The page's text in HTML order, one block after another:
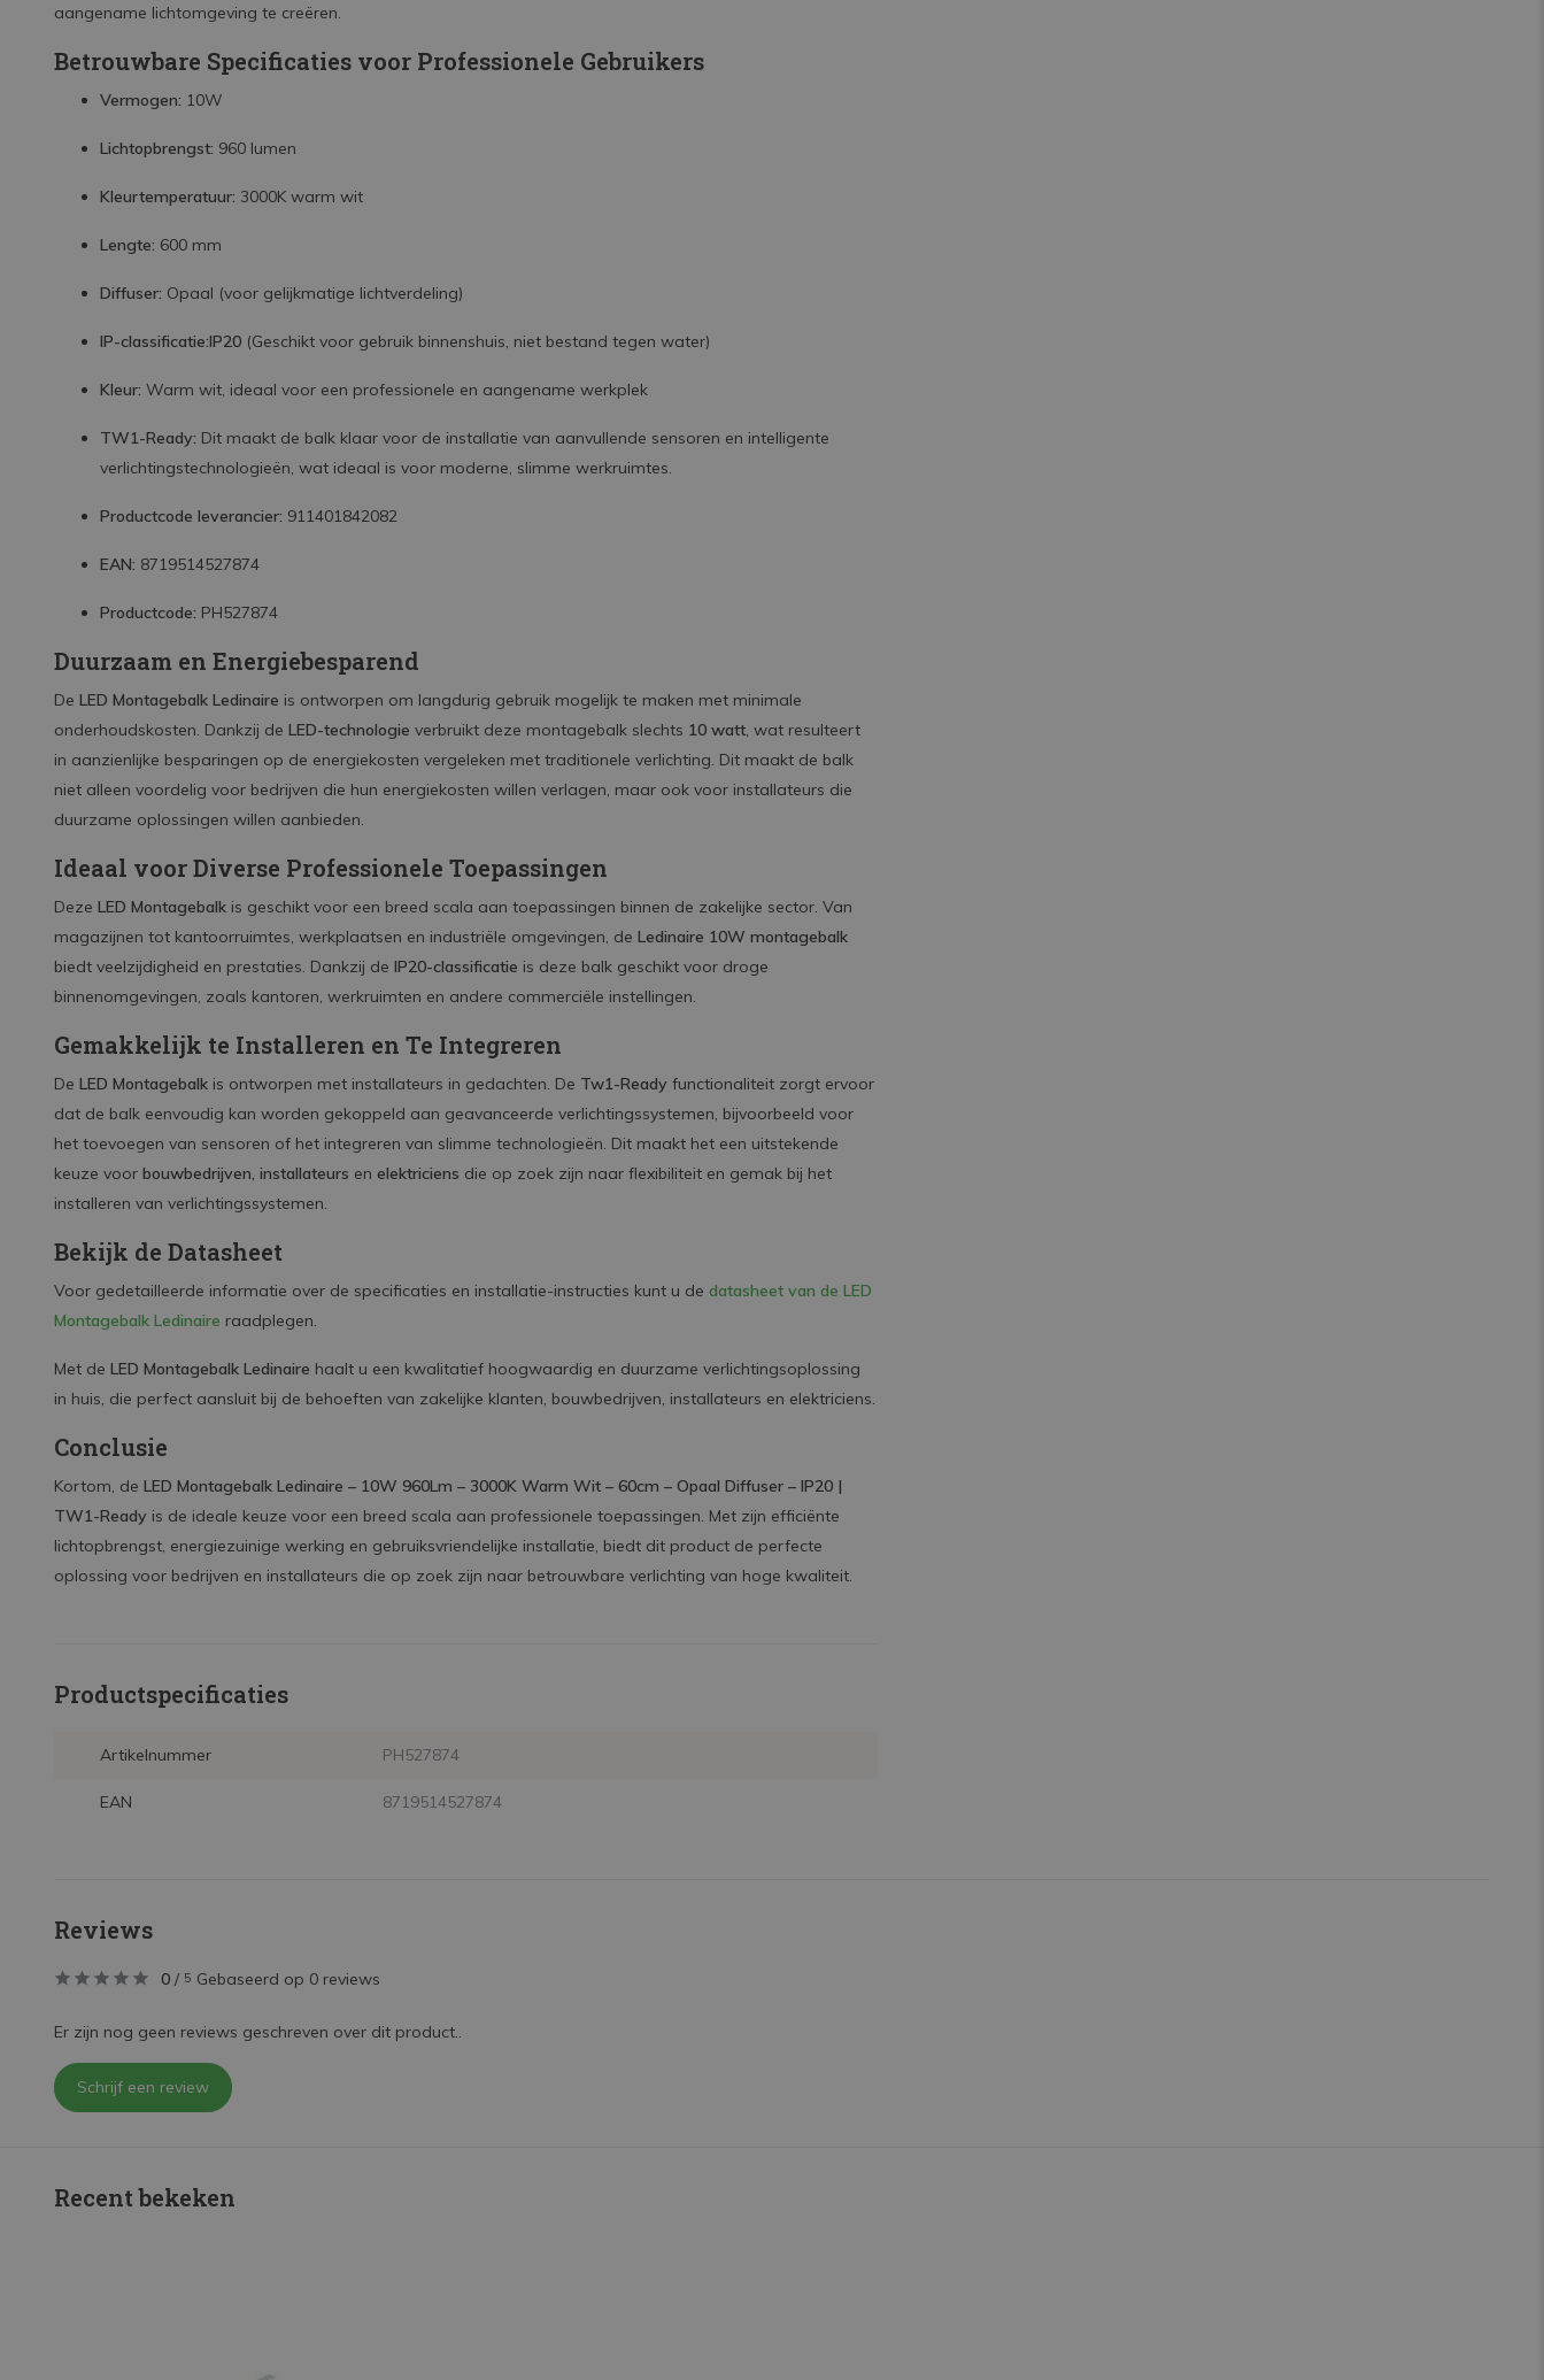
aangename lichtomgeving te creëren.
Betrouwbare Specificaties voor Professionele Gebruikers
Vermogen: 10W
Lichtopbrengst: 960 lumen
Kleurtemperatuur: 3000K warm wit
Lengte: 600 mm
Diffuser: Opaal (voor gelijkmatige lichtverdeling)
IP-classificatie:IP20 (Geschikt voor gebruik binnenshuis, niet bestand tegen water)
Kleur: Warm wit, ideaal voor een professionele en aangename werkplek
TW1-Ready: Dit maakt de balk klaar voor de installatie van aanvullende sensoren en intelligente
verlichtingstechnologieën, wat ideaal is voor moderne, slimme werkruimtes.
Productcode leverancier: 911401842082
EAN: 8719514527874
Productcode: PH527874
Duurzaam en Energiebesparend
De LED Montagebalk Ledinaire is ontworpen om langdurig gebruik mogelijk te maken met minimale
onderhoudskosten. Dankzij de LED-technologie verbruikt deze montagebalk slechts 10 watt, wat resulteert
in aanzienlijke besparingen op de energiekosten vergeleken met traditionele verlichting. Dit maakt de balk
niet alleen voordelig voor bedrijven die hun energiekosten willen verlagen, maar ook voor installateurs die
duurzame oplossingen willen aanbieden.
Ideaal voor Diverse Professionele Toepassingen
Deze LED Montagebalk is geschikt voor een breed scala aan toepassingen binnen de zakelijke sector. Van
magazijnen tot kantoorruimtes, werkplaatsen en industriële omgevingen, de Ledinaire 10W montagebalk
biedt veelzijdigheid en prestaties. Dankzij de IP20-classificatie is deze balk geschikt voor droge
binnenomgevingen, zoals kantoren, werkruimten en andere commerciële instellingen.
Gemakkelijk te Installeren en Te Integreren
De LED Montagebalk is ontworpen met installateurs in gedachten. De Tw1-Ready functionaliteit zorgt ervoor
dat de balk eenvoudig kan worden gekoppeld aan geavanceerde verlichtingssystemen, bijvoorbeeld voor
het toevoegen van sensoren of het integreren van slimme technologieën. Dit maakt het een uitstekende
keuze voor bouwbedrijven, installateurs en elektriciens die op zoek zijn naar flexibiliteit en gemak bij het
installeren van verlichtingssystemen.
Bekijk de Datasheet
Voor gedetailleerde informatie over de specificaties en installatie-instructies kunt u de datasheet van de LED
Montagebalk Ledinaire raadplegen.
Met de LED Montagebalk Ledinaire haalt u een kwalitatief hoogwaardig en duurzame verlichtingsoplossing
in huis, die perfect aansluit bij de behoeften van zakelijke klanten, bouwbedrijven, installateurs en elektriciens.
Conclusie
Kortom, de LED Montagebalk Ledinaire – 10W 960Lm – 3000K Warm Wit – 60cm – Opaal Diffuser – IP20 |
TW1-Ready is de ideale keuze voor een breed scala aan professionele toepassingen. Met zijn efficiënte
lichtopbrengst, energiezuinige werking en gebruiksvriendelijke installatie, biedt dit product de perfecte
oplossing voor bedrijven en installateurs die op zoek zijn naar betrouwbare verlichting van hoge kwaliteit.
Productspecificaties
Artikelnummer PH527874
EAN 8719514527874
Reviews
0 / 5 Gebaseerd op 0 reviews
Er zijn nog geen reviews geschreven over dit product..
Schrijf een review
Recent bekeken